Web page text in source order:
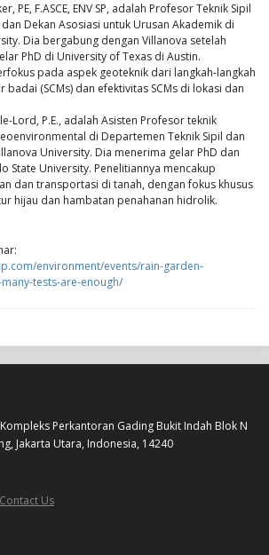
PE, F.ASCE, ENV SP, adalah Profesor Teknik Sipil
Dekan Asosiasi untuk Urusan Akademik di
Dia bergabung dengan Villanova setelah
PhD di University of Texas di Austin.
pada aspek geoteknik dari langkah-langkah
badai (SCMs) dan efektivitas SCMs di lokasi dan
Lord, P.E., adalah Asisten Profesor teknik
di Departemen Teknik Sipil dan
University. Dia menerima gelar PhD dan
State University. Penelitiannya mencakup
dan transportasi di tanah, dengan fokus khusus
hijau dan hambatan penahanan hidrolik.
environment/events/rain-garden-
tests-are-enough/
Perkantoran Gading Bukit Indah Blok N
Jakarta Utara, Indonesia, 14240
Contact Us